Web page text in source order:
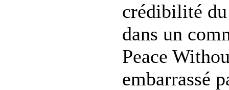
crédibilité
dans un
Peace
embarrassé